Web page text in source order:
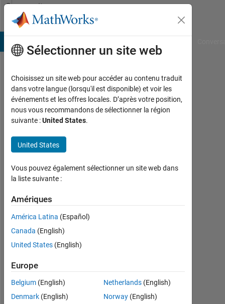
Passer au contenu
Community
Profile
Thijs
van
Stralen
Last
seen:
de 2
ans il
|
Actif
depuis
0
Following:
0
Sélectionner un site web
Choisissez un site web pour accéder au contenu traduit
dans votre langue (lorsqu'il est disponible) et voir les
événements et les offres locales. D’après votre position,
nous vous recommandons de sélectionner la région
suivante :United States.
United States
Vous pouvez également sélectionner un site web dans
la liste suivante :
Amériques
América Latina (Español)
Canada (English)
United States (English)
Europe
Belgium (English)
Denmark (English)
Netherlands(English)
Norway(English)